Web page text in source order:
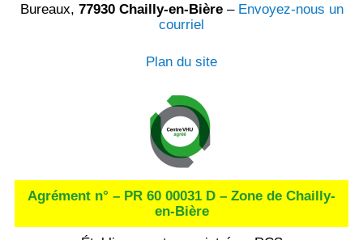
Bureaux, 77930 Chailly-en-Bière– Envoyez-nous un
courriel
Plan du site
Agrément n° – PR 60 00031 D – Zone de Chailly-
en-Bière